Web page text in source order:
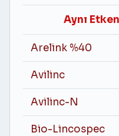
Aynı
Arelink %40
Avilinc
Avilinc-N
Bio-Lincospec